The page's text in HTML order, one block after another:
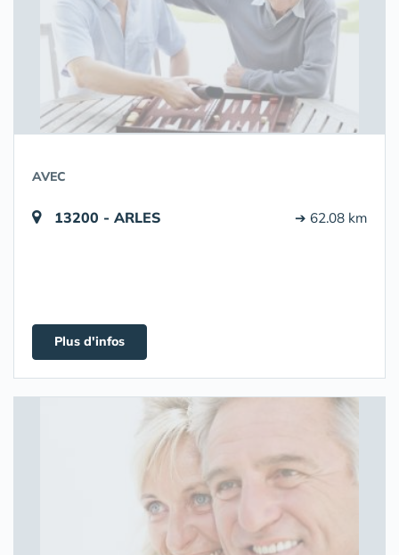
AVEC
13200 - ARLES ➔ 62.08 km
Plus d'infos